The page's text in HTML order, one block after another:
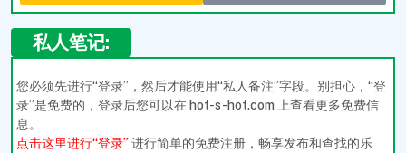
私人笔记:
您必须先进行“登录”，然后才能使用“私人备注”字段。别担心，“登
录”是免费的，登录后您可以在 hot-s-hot.com 上查看更多免费信
息。
点击这里进行“登录”进行简单的免费注册，畅享发布和查找的乐